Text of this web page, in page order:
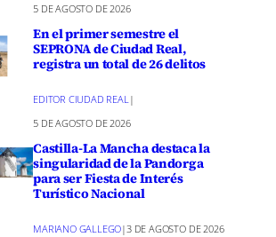
5 DE AGOSTO DE 2026
En el primer semestre el
SEPRONA de Ciudad Real,
registra un total de 26 delitos
EDITOR CIUDAD REAL|
5 DE AGOSTO DE 2026
Castilla-La Mancha destaca la
singularidad de la Pandorga
para ser Fiesta de Interés
Turístico Nacional
MARIANO GALLEGO|3 DE AGOSTO DE 2026